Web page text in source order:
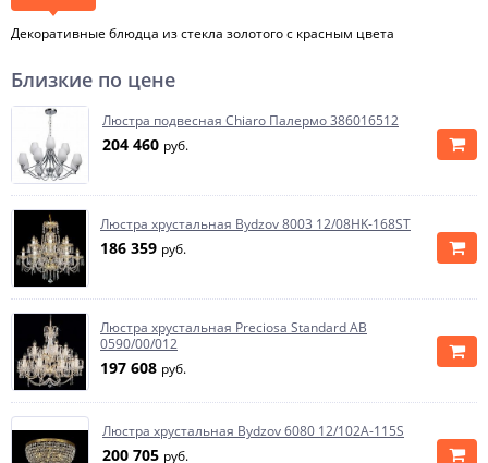
Декоративные блюдца из стекла золотого с красным цвета
Близкие по цене
Люстра подвесная Chiaro Палермо 386016512
204 460 руб.
Люстра хрустальная Bydzov 8003 12/08HK-168ST
186 359 руб.
Люстра хрустальная Preciosa Standard AB
0590/00/012
197 608 руб.
Люстра хрустальная Bydzov 6080 12/102A-115S
200 705 руб.